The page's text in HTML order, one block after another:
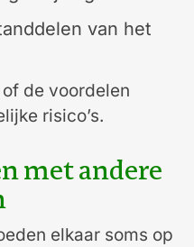
van het
de voordelen
risico’s.
met andere
elkaar soms op